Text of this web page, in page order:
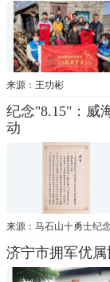
来源：王功彬
纪念"8.15"：威
动
来源：马石山十勇士纪
济宁市拥军优